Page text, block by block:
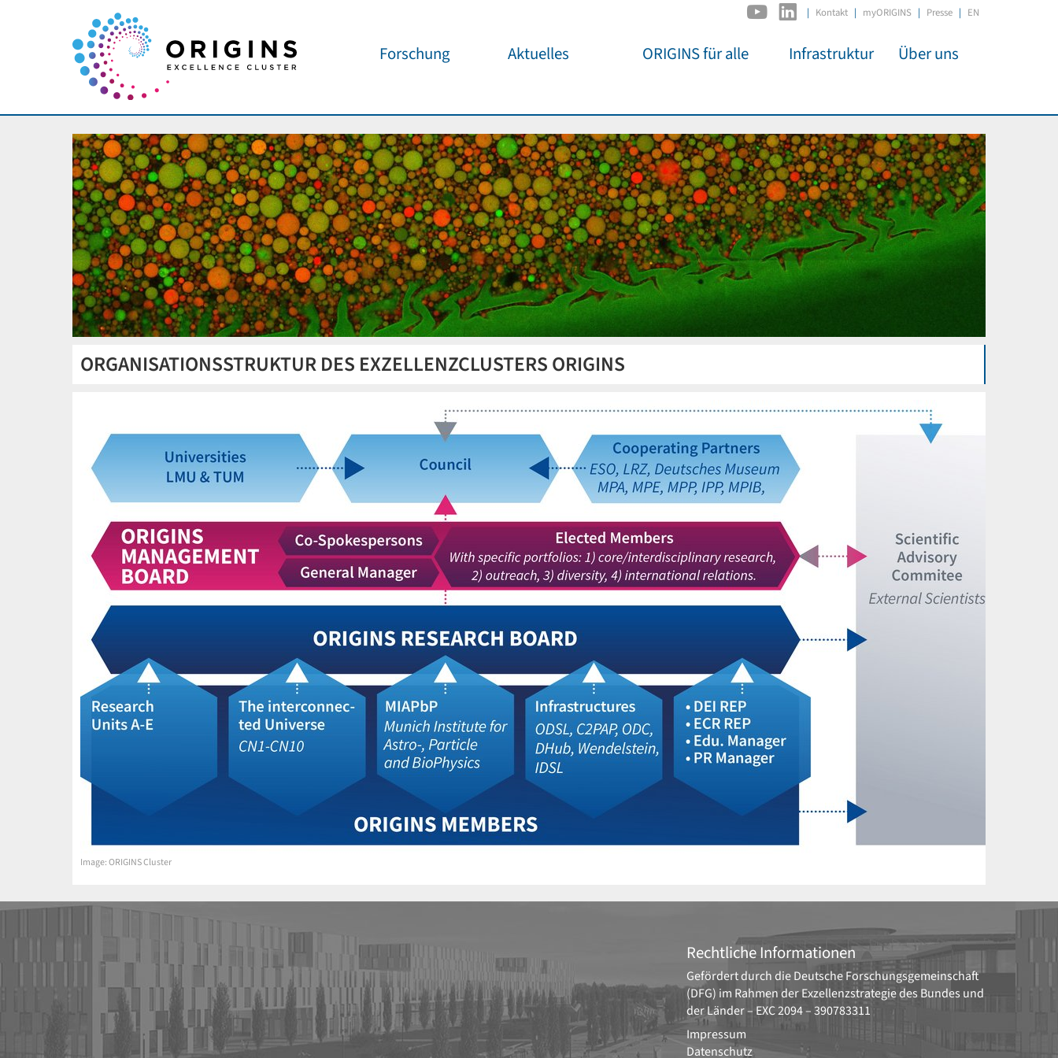
| Kontakt myORIGINS Presse EN
Forschung
Workshop-Support
Seed-Projekte
Forschungspartner
Publikationen
Aktuelles
Events
Öffentliche Events
Wichtige Termine
ORIGINS für alle
Café & Kosmos
Kosmisches Kino
Wissenschaft für
Jedermann
Für Schulen
Vortragspool
Infrastruktur
ODSL / ODC
D-Hub
CORE
Über uns
Gremien
Organisation
Institutionen
Mentoring
Stellenangebote
ORGANISATIONSSTRUKTUR DES EXZELLENZCLUSTERS ORIGINS
Image: ORIGINS Cluster
Rechtliche Informationen
Gefördert durch dieDeutsche Forschungsgemeinschaft
(DFG) im Rahmen der Exzellenzstrategie des Bundes und
der Länder – EXC 2094 – 390783311
Impressum
Datenschutz